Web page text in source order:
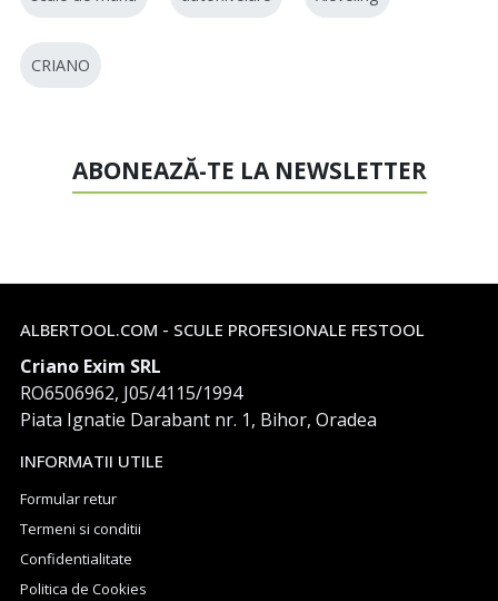
CRIANO
ABONEAZĂ-TE LA NEWSLETTER
ALBERTOOL.COM - SCULE PROFESIONALE FESTOOL
Criano Exim SRL
RO6506962, J05/4115/1994
Piata Ignatie Darabant nr. 1, Bihor, Oradea
INFORMATII UTILE
Formular retur
Termeni si conditii
Confidentialitate
Politica de Cookies